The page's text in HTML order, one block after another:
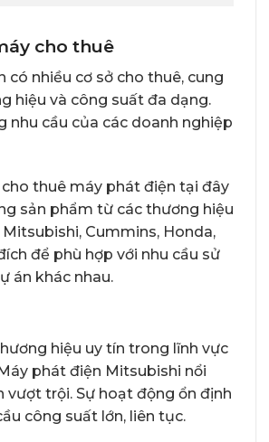
cho thuê
có nhiều cơ sở cho thuê, cung
hiệu và công suất đa dạng.
nhu cầu của các doanh nghiệp
cho thuê máy phát điện tại đây
sản phẩm từ các thương hiệu
Cummins, Honda,
để phù hợp với nhu cầu sử
án khác nhau.
hiệu uy tín trong lĩnh vực
phát điện Mitsubishi nổi
vượt trội. Sự hoạt động ổn định
công suất lớn, liên tục.